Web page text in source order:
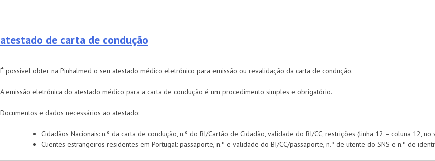
atestado de carta de condução
É possivel obter na Pinhalmed o seu atestado médico eletrónico para emissão ou revalidação da carta de condução.
A emissão eletrónica do atestado médico para a carta de condução é um procedimento simples e obrigatório.
Documentos e dados necessários ao atestado:
Cidadãos Nacionais: n.º da carta de condução, n.º do BI/Cartão de Cidadão, validade do BI/CC, restrições (linha 12 – coluna 12,
Clientes estrangeiros residentes em Portugal: passaporte, n.º e validade do BI/CC/passaporte, n.º de utente do SNS e n.º de